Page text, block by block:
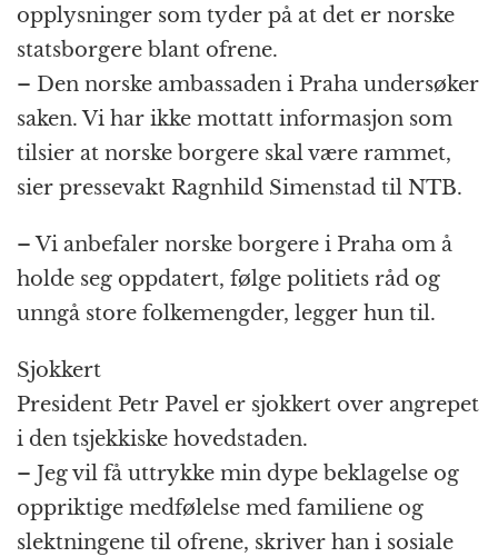
opplysninger som tyder på at det er norske
statsborgere blant ofrene.
– Den norske ambassaden i Praha undersøker
saken. Vi har ikke mottatt informasjon som
tilsier at norske borgere skal være rammet,
sier pressevakt Ragnhild Simenstad til NTB.
– Vi anbefaler norske borgere i Praha om å
holde seg oppdatert, følge politiets råd og
unngå store folkemengder, legger hun til.
Sjokkert
President Petr Pavel er sjokkert over angrepet
i den tsjekkiske hovedstaden.
– Jeg vil få uttrykke min dype beklagelse og
oppriktige medfølelse med familiene og
slektningene til ofrene, skriver han i sosiale